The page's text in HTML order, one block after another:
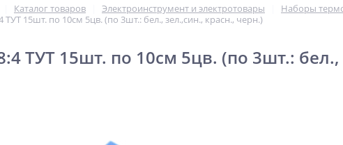
Каталог товаров Электроинструмент и электротовары
Наборы
ТУТ 15шт. по 10см 5цв. (по 3шт.: бел., зел.,син., красн., черн.)
ТУТ 15шт. по 10см 5цв. (по 3шт.: